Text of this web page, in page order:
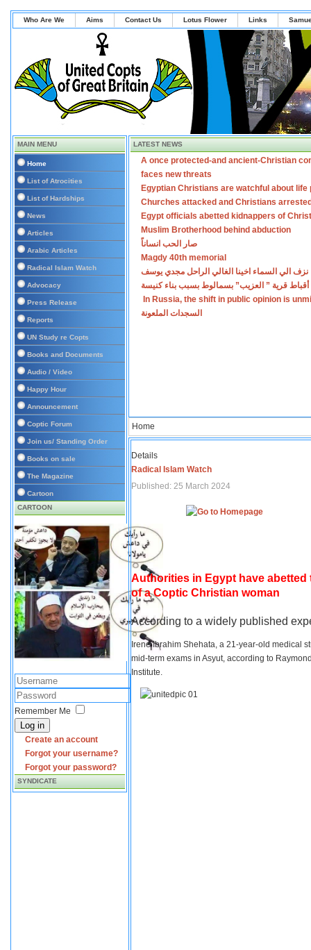
Who Are We Aims Contact Us Lotus Flower Links
MAIN MENU
Home
List of Atrocities
List of Hardships
News
Articles
Arabic Articles
Radical Islam Watch
Advocacy
Press Release
Reports
UN Study re Copts
Books and Documents
Audio / Video
Happy Hour
Announcement
Coptic Forum
Join us/ Standing Order
Books on sale
The Magazine
Cartoon
CARTOON
Remember Me
Log in
Create an account
Forgot your username?
Forgot your password?
SYNDICATE
LATEST NEWS
A once protected-and ancient-Christian
faces new threats
Egyptian Christians are watchful about life
Churches attacked and Christians
Egypt officials abetted kidnappers of
Muslim Brotherhood behind abduction
صار الحب انساناً
Magdy 40th memorial
نزف الي السماء اخينا الغالي الراحل مجدي يوسف
أقباط قرية ” العزيب” بسمالوط بسبب بناء كنيسة
In Russia, the shift in public opinion is
السجدات الملعونة
Home
Details
Radical Islam Watch
Published: 25 March 2024
Authorities in Egypt have
of a Coptic Christian woman
According to a widely published
Irene Ibrahim Shehata, a 21-year-old medical
mid-term exams in Asyut, according to
Institute.